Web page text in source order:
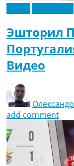
Эшторил
Видео
add comment